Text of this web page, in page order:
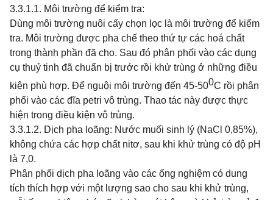
3.3.1.1. Môi trường để kiểm tra:
Dùng môi trường nuôi cấy chọn lọc là môi trường để kiểm
tra. Môi trường được pha chế theo thứ tự các hoá chất
trong thành phần đã cho. Sau đó phân phối vào các dụng
cụ thuỷ tinh đã chuẩn bị trước rồi khử trùng ở những điều
kiện phù hợp. Để nguội môi trường đến 45-500C rồi phân
phối vào các đĩa petri vô trùng. Thao tác này được thực
hiện trong điều kiện vô trùng.
3.3.1.2. Dịch pha loãng: Nước muối sinh lý (NaCl 0,85%),
không chứa các hợp chất nitơ, sau khi khử trùng có độ pH
là 7,0.
Phân phối dịch pha loãng vào các ống nghiệm có dung
tích thích hợp với một lượng sao cho sau khi khử trùng,